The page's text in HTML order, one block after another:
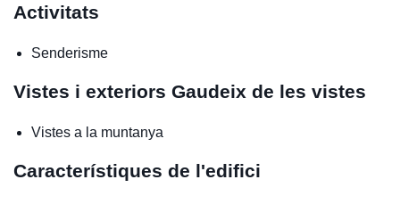
Activitats
Senderisme
Vistes i exteriors Gaudeix de les vistes
Vistes a la muntanya
Característiques de l'edifici